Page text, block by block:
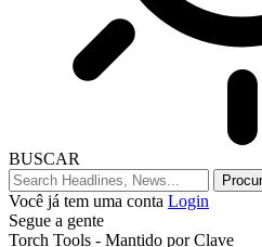
BUSCAR
Você já tem uma conta Login
Segue a gente
Torch Tools - Mantido por Clave